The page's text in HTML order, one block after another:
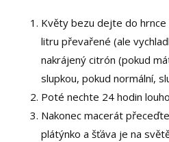
Květy bezu dejte do
litru převařené (ale
nakrájený citrón (pokud
slupkou, pokud normální,
Poté nechte 24 hodin
Nakonec macerát
plátýnko a šťáva je na